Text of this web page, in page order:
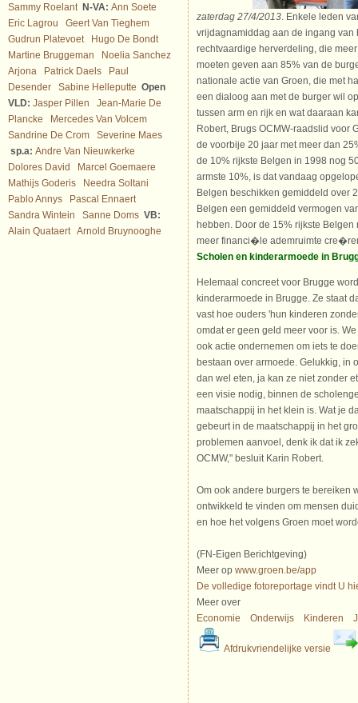
Sammy Roelant N-VA: Ann Soete
Eric Lagrou
Geert Van Tieghem
Gudrun Platevoet
Hugo De Bondt
Martine Bruggeman
Noelia Sanchez
Arjona
Patrick Daels
Paul
Desender
Sabine Helleputte Open
VLD: Jasper Pillen
Jean-Marie De
Plancke
Mercedes Van Volcem
Sandrine De Crom
Severine Maes
sp.a: Andre Van Nieuwkerke
Dolores David
Marcel Goemaere
Mathijs Goderis
Needra Soltani
Pablo Annys
Pascal Ennaert
Sandra Wintein
Sanne Doms VB:
Alain Quataert Arnold Bruynooghe
zaterdag 27/4/2013. Enkele leden
vrijdagnamiddag aan de ingang van
rechtvaardige herverdeling, die
moeten geven aan 85% van de
nationale actie van Groen, die met
een dialoog aan met de burger wil
tussen arm en rijk en wat daaraan
Robert, Brugs OCMW-raadslid voor
de voorbije 20 jaar met meer dan
de 10% rijkste Belgen in 1998 nog
armste 10%, is dat vandaag
Belgen beschikken gemiddeld over
Belgen een gemiddeld vermogen
hebben. Door de 15% rijkste
meer financi�le ademruimte
Scholen en kinderarmoede in
Helemaal concreet voor Brugge
kinderarmoede in Brugge. Ze staat
vast hoe ouders 'hun kinderen
omdat er geen geld meer voor is.
ook actie ondernemen om iets te
bestaan over armoede. Gelukkig, in
dan wel eten, ja kan ze niet zonder
een visie nodig, binnen de
maatschappij in het klein is. Wat je
gebeurt in de maatschappij in het
problemen aanvoel, denk ik dat ik
OCMW," besluit Karin Robert.
Om ook andere burgers te bereiken
ontwikkeld te vinden om mensen
en hoe het volgens Groen moet
(FN-Eigen Berichtgeving)
Meer op www.groen.be/app
De volledige fotoreportage vindt U
Meer over
Economie
Onderwijs Kinderen
Afdrukvriendelijke versie